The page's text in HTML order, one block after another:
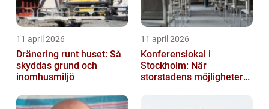
11 april 2026
Dränering runt huset: Så
skyddas grund och
inomhusmiljö
11 april 2026
Konferenslokal i
Stockholm: När
storstadens möjligheter